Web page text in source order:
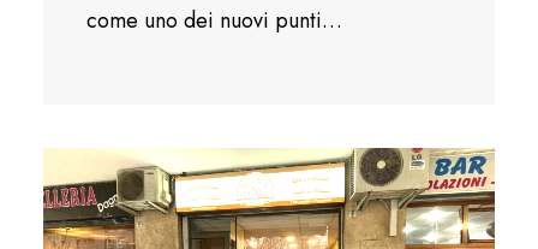
come uno dei nuovi punti…